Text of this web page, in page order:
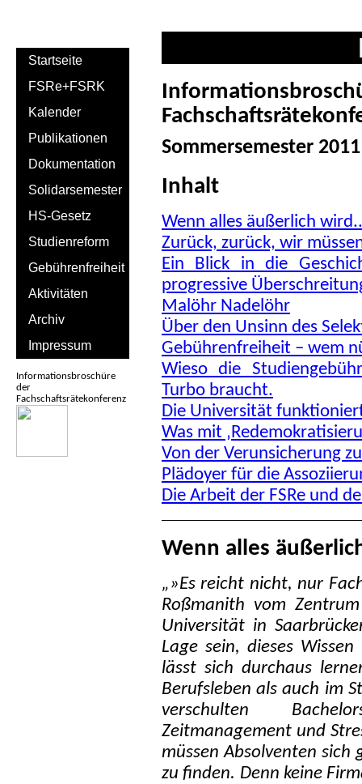
Sommersemester 2011
Inhalt
Wenn alles äußerlich
Zurück, zurück, wir
Ein Blick in die
progressive
Malöhr Nadelöhr
Über den Unsinn des
Gebührenfreiheit – wem
Wieso die
Turbo braucht.
Die Universität
Was mit
Von der Verunsicherung
Plädoyer für die
Die Arbeit der FSRe und
Wenn alles
„»Es reicht nicht, nur
Roßmanith vom
Universität in
Lage sein, dieses
lässt sich durchaus
Berufsleben als auch im
verschulten
Zeitmanagement und
müssen Absolventen sich
zu finden. Denn keine
Startseite
FSRe+FSRK
Kalender
Publikationen
Dokumentation
Solidarsemester
HS-Gesetz
Studienreform
Gebührenfreiheit
Aktivitäten
Archiv
Impressum
Informationsbroschüre
der
Fachschaftsrätekonferenz